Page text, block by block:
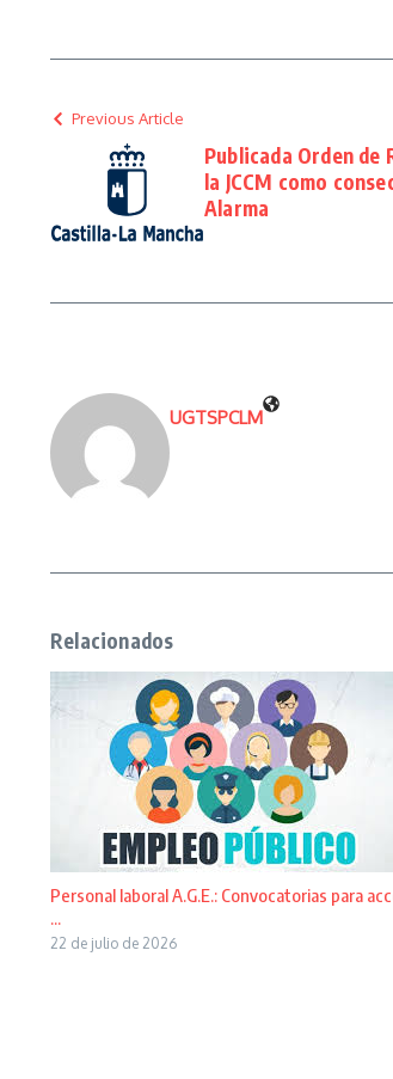
Previous Article
Publicada Orden de
la JCCM como
Alarma
UGTSPCLM
Relacionados
Personal laboral A.G.E.: Convocatorias para
...
22 de julio de 2026